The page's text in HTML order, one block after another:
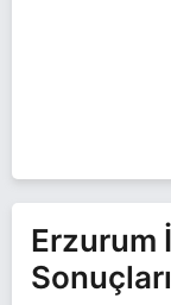
Erzurum
Sonuçları